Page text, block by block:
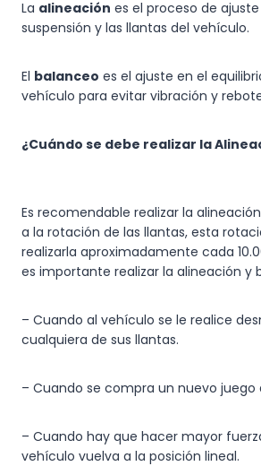
La alineación es el proceso de
suspensión y las llantas del vehículo.
El balanceo es el ajuste en el
vehículo para evitar vibración y
¿Cuándo se debe realizar la
Es recomendable realizar la
a la rotación de las llantas, esta
realizarla aproximadamente cada
es importante realizar la alineación y
– Cuando al vehículo se le realice
cualquiera de sus llantas.
– Cuando se compra un nuevo juego
– Cuando hay que hacer mayor
vehículo vuelva a la posición lineal.